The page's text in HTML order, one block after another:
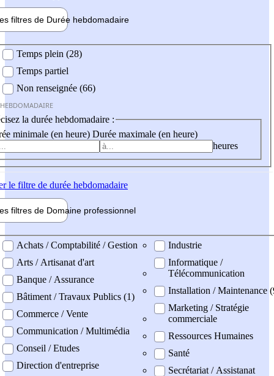
filtres de Durée hebdomadaire
Temps plein (28)
Temps partiel
Non renseignée (66)
la durée hebdomadaire :
minimale (en heure) Durée maximale (en heure)
heures
le filtre de durée hebdomadaire
filtres de Domaine professionnel
professionel
Achats / Comptabilité / Gestion
Arts / Artisanat d'art
Banque / Assurance
Bâtiment / Travaux Publics (1)
Commerce / Vente
Communication / Multimédia
Conseil / Etudes
Direction d'entreprise
Industrie
Informatique /
Télécommunication
Installation / Maintenance
Marketing / Stratégie
commerciale
Ressources Humaines
Santé
Secrétariat / Assistanat